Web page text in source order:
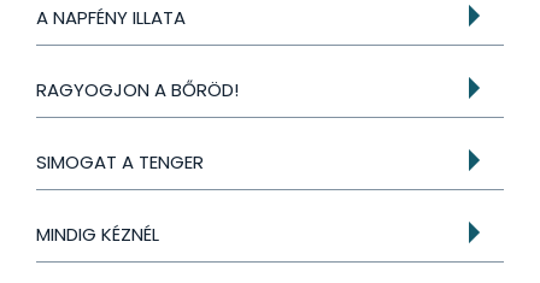
A NAPFÉNY ILLATA
RAGYOGJON A BŐRÖD!
SIMOGAT A TENGER
MINDIG KÉZNÉL